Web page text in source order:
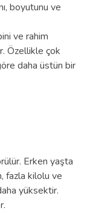
boyutunu ve
ve rahim
Özellikle çok
daha üstün bir
Erken yaşta
fazla kilolu ve
yüksektir.